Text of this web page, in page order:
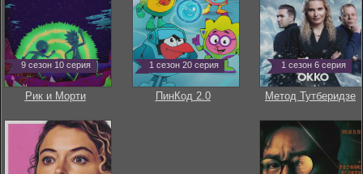
9 сезон 10 серия
Рик и Морти
1 сезон 20 серия
ПинКод 2.0
1 сезон 6 серия
Метод Тутберидзе